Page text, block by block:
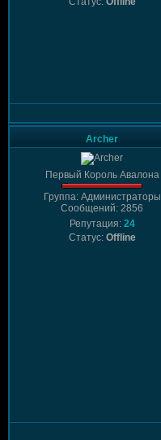
Archer
Первый Король Авалона
Группа: Администраторы
Сообщений: 2856
Репутация: 24
Статус: Offline